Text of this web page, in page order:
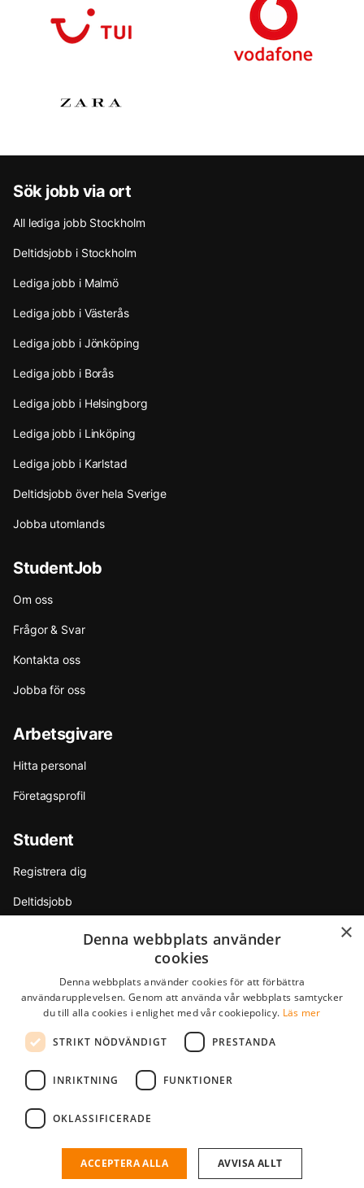
Sök jobb via ort
All lediga jobb Stockholm
Deltidsjobb i Stockholm
Lediga jobb i Malmö
Lediga jobb i Västerås
Lediga jobb i Jönköping
Lediga jobb i Borås
Lediga jobb i Helsingborg
Lediga jobb i Linköping
Lediga jobb i Karlstad
Deltidsjobb över hela Sverige
Jobba utomlands
StudentJob
Om oss
Frågor & Svar
Kontakta oss
Jobba för oss
Arbetsgivare
Hitta personal
Företagsprofil
Student
Registrera dig
Deltidsjobb
Tips & råd
F.A.Q.
StudentJob International är ett dotterbolag till YoungCapital • ©
2026 • Alla rättigheter förbehålls •
Sekretesspolicy StudentJob SE score 4.5 - 2 reviews
×
Denna webbplats använder
cookies
Denna webbplats använder cookies för att förbättra
användarupplevelsen. Genom att använda vår webbplats samtycker
du till alla cookies i enlighet med vår cookiepolicy. Läs mer
STRIKT NÖDVÄNDIGT PRESTANDA
INRIKTNING FUNKTIONER
OKLASSIFICERADE
ACCEPTERA ALLA AVVISA ALLT